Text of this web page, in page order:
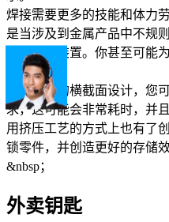
焊接需要更多的技能和体力
是当涉及到金属产品中不规
多的固定装置。你甚至可能
浪费材料。
通过专用的横截面设计，您
求，这可能会非常耗时，并
用挤压工艺的方式上也有了
锁零件，并创造更好的存储效
&nbsp；
外卖钥匙